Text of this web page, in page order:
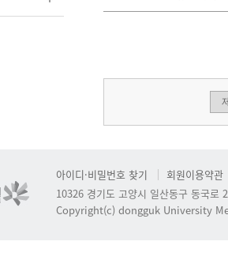
아이디·비밀번호 찾기
회원이용약관
10326 경기도 고양시 일산동구 동국로
Copyright(c) dongguk University